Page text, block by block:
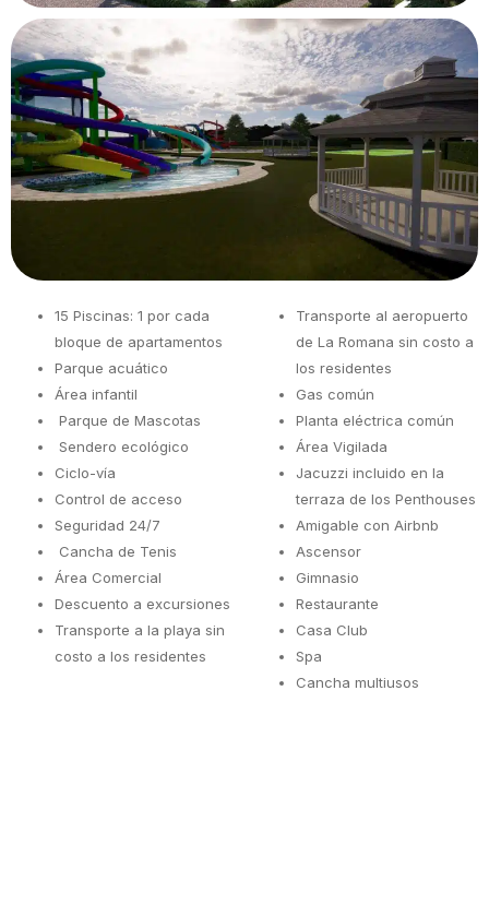
15 Piscinas: 1 por cada
bloque de apartamentos
Parque acuático
Área infantil
Parque de Mascotas
Sendero ecológico
Ciclo-vía
Control de acceso
Seguridad 24/7
Cancha de Tenis
Área Comercial
Descuento a excursiones
Transporte a la playa sin
costo a los residentes
Transporte al aeropuerto
de La Romana sin costo a
los residentes
Gas común
Planta eléctrica común
Área Vigilada
Jacuzzi incluido en la
terraza de los Penthouses
Amigable con Airbnb
Ascensor
Gimnasio
Restaurante
Casa Club
Spa
Cancha multiusos